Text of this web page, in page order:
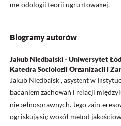
metodologii teorii ugruntowanej.
Biogramy autorów
Jakub Niedbalski - Uniwersytet
Katedra Socjologii Organizacji i
Jakub Niedbalski, asystent w
badaniem zachowań i relacji
niepełnosprawnych. Jego
ogniskują się wokół metod